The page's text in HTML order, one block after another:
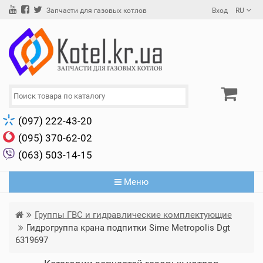
Запчасти для газовых котлов Вход RU
(097) 222-43-20
(095) 370-62-02
(063) 503-14-15
Меню
Группы ГВС и гидравлические комплектующие
Гидрогруппа крана подпитки Sime Metropolis Dgt
6319697